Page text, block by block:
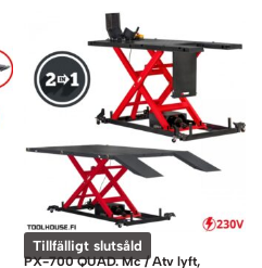
Tillfälligt slutsåld
PX-700 QUAD. Mc / Atv lyft,